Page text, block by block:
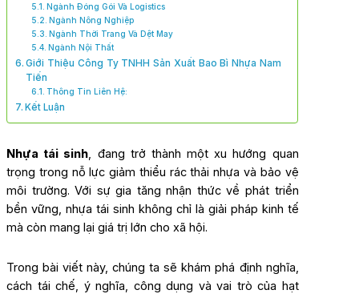
Ngành Đóng Gói Và Logistics
Ngành Nông Nghiệp
Ngành Thời Trang Và Dệt May
Ngành Nội Thất
Giới Thiệu Công Ty TNHH Sản Xuất Bao Bì Nhựa Nam
Tiến
Thông Tin Liên Hệ:
Kết Luận
Nhựa tái sinh, đang trở thành một xu hướng quan
trọng trong nỗ lực giảm thiểu rác thải nhựa và bảo vệ
môi trường. Với sự gia tăng nhận thức về phát triển
bền vững, nhựa tái sinh không chỉ là giải pháp kinh tế
mà còn mang lại giá trị lớn cho xã hội.
Trong bài viết này, chúng ta sẽ khám phá định nghĩa,
cách tái chế, ý nghĩa, công dụng và vai trò của hạt